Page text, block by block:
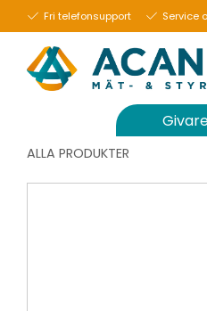
Fri telefonsupport Service
ALLA PRODUKTER